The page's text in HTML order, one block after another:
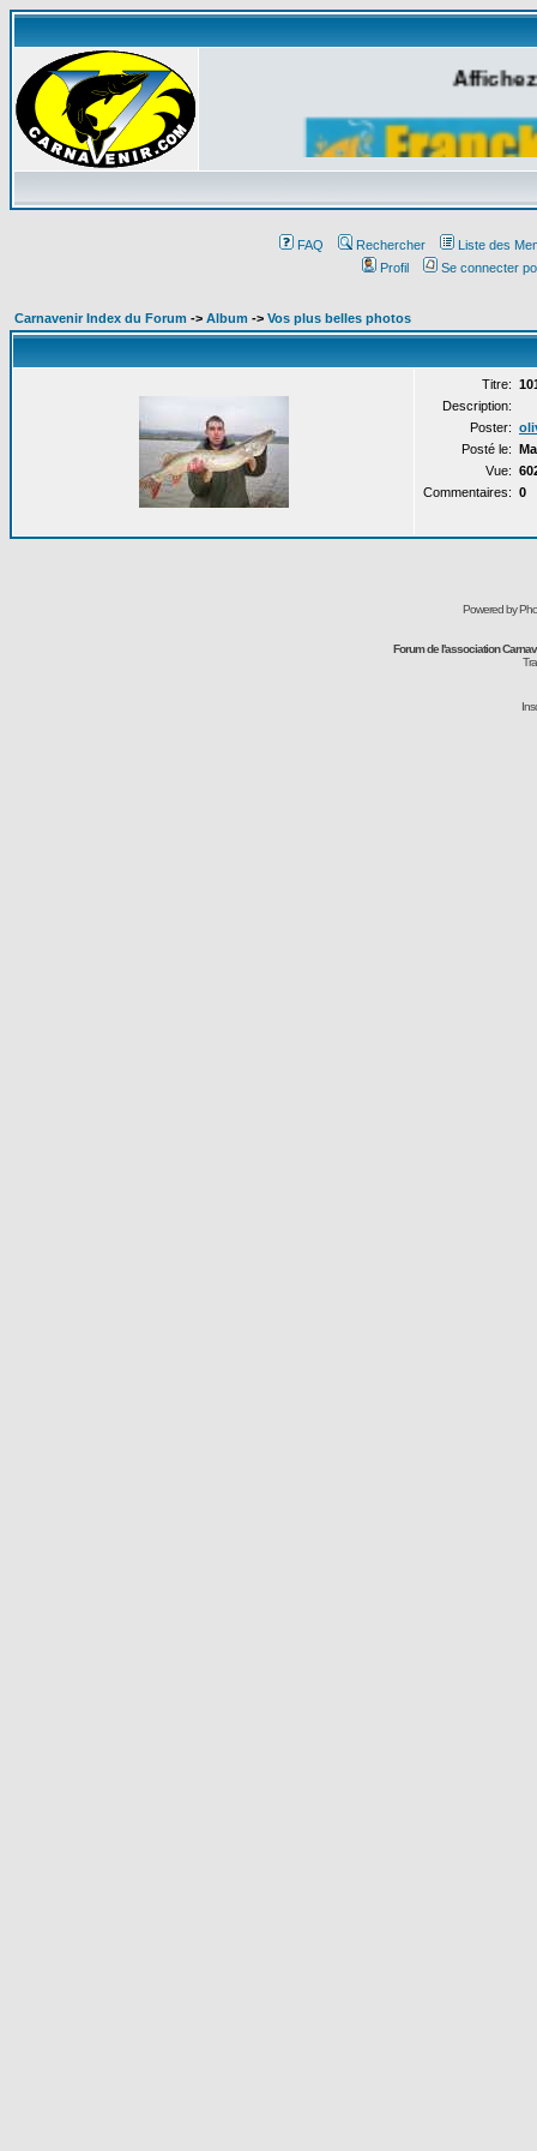
FAQ Rechercher
Liste des
Profil
Se connecter
Carnavenir Index du Forum -> Album -> Vos plus belles photos
Titre:
Description:
Poster:
Posté le:
Vue:
Commentaires: 0
Powered by
Forum de l'association